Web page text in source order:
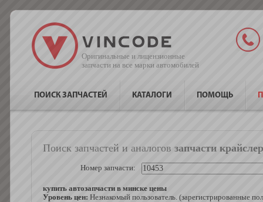
Оригинальные и лицензионные
запчасти на все марки автомобилей
ПОИСК ЗАПЧАСТЕЙ КАТАЛОГИ ПОМОЩЬ
Поиск запчастей и аналогов запчасти
Номер запчасти:
купить автозапчасти в минске цены
Уровень цен: Незнакомый пользователь. (зарегистрированные